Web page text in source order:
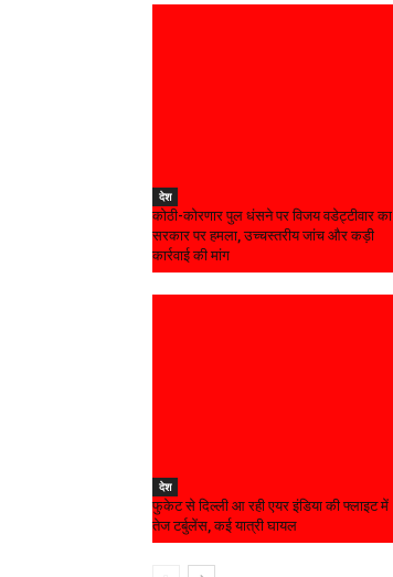
देश
कोठी-कोरणार पुल धंसने पर विजय वडेट्टीवार का
सरकार पर हमला, उच्चस्तरीय जांच और कड़ी
कार्रवाई की मांग
देश
फुकेट से दिल्ली आ रही एयर इंडिया की फ्लाइट में
तेज टर्बुलेंस, कई यात्री घायल